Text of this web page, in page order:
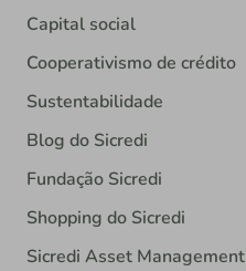
Capital social
Cooperativismo de crédito
Sustentabilidade
Blog do Sicredi
Fundação Sicredi
Shopping do Sicredi
Sicredi Asset Management